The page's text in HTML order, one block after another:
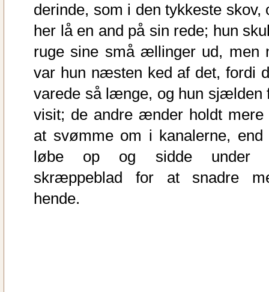
derinde, som i den tykkeste skov,
her lå en and på sin rede; hun
ruge sine små ællinger ud, men
var hun næsten ked af det, fordi
varede så længe, og hun sjælden
visit; de andre ænder holdt mere
at svømme om i kanalerne, end
løbe op og sidde under
skræppeblad for at snadre
hende.